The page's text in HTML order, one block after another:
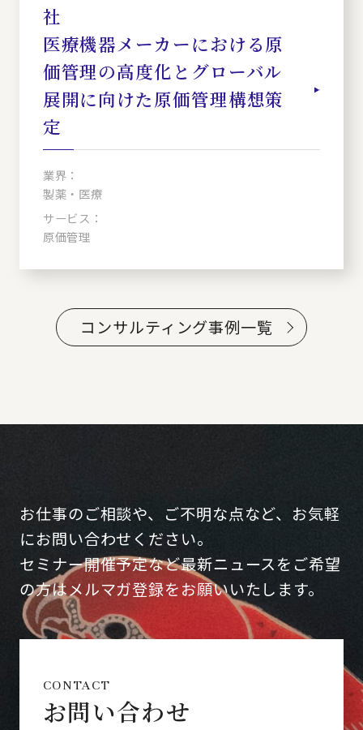
社
医療機器メーカーにおける原
価管理の高度化とグローバル
展開に向けた原価管理構想策
定
業界：
製薬・医療
サービス：
原価管理
コンサルティング事例一覧
お仕事のご相談や、ご不明な点など、お気軽
にお問い合わせください。
セミナー開催予定など最新ニュースをご希望
の方はメルマガ登録をお願いいたします。
CONTACT
お問い合わせ